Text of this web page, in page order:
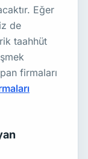
Eğer
de
taahhüt
firmaları